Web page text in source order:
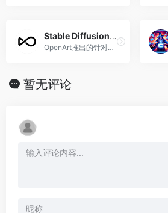
Stable Diffusion Prompt Book
OpenArt推出的针对Stable Diffusion指令的手册
暂无评论